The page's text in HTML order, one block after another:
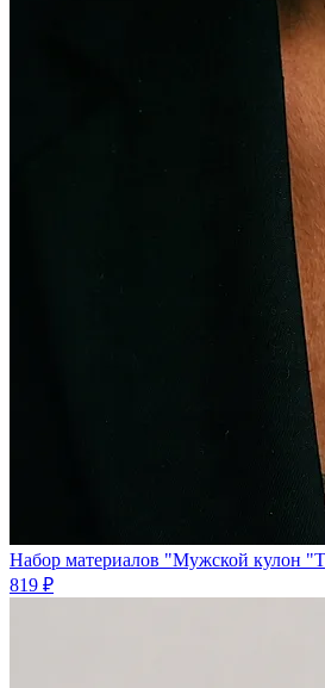
Набор материалов "Мужской кулон
819 ₽